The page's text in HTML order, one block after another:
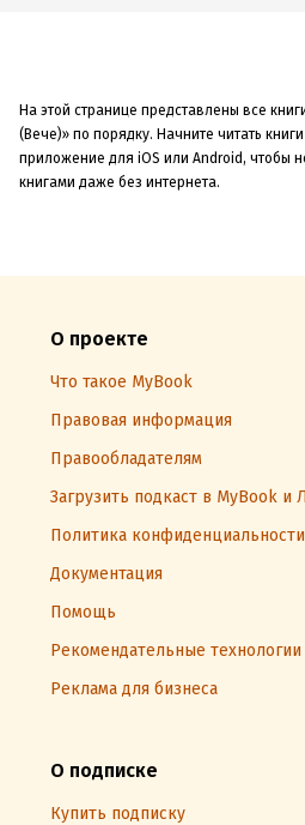
На этой странице представлены все
(Вече)» по порядку. Начните читать
приложение для iOS или Android, чтобы
книгами даже без интернета.
О проекте
Что такое MyBook
Правовая информация
Правообладателям
Загрузить подкаст в MyBook и
Политика конфиденциальности
Документация
Помощь
Рекомендательные технологии
Реклама для бизнеса
О подписке
Купить подписку